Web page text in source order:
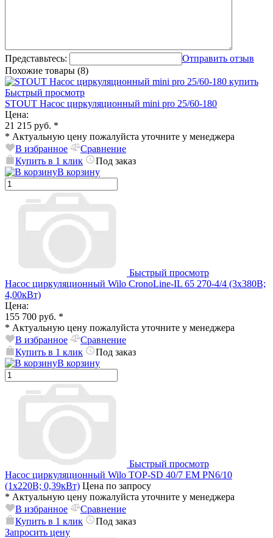
Представьтесь:
Отправить отзыв
Похожие товары (8)
Быстрый просмотр
STOUT Насос циркуляционный mini pro 25/60-180
Цена:
21 215 руб. *
* Актуальную цену пожалуйста уточните у менеджера
В избранное
Сравнение
Купить в 1 клик
Под заказ
В корзину
Быстрый просмотр
Насос циркуляционный Wilo CronoLine-IL 65 270-4/4 (3х380В;
4,00кВт)
Цена:
155 700 руб. *
* Актуальную цену пожалуйста уточните у менеджера
В избранное
Сравнение
Купить в 1 клик
Под заказ
В корзину
Быстрый просмотр
Насос циркуляционный Wilo TOP-SD 40/7 EM PN6/10
(1х220В; 0,39кВт) Цена по запросу
* Актуальную цену пожалуйста уточните у менеджера
В избранное
Сравнение
Купить в 1 клик
Под заказ
Запросить цену